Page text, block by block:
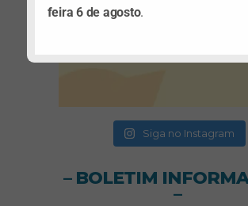
Siga no Instagram
– BOLETIM
–
feira 6 de agosto.